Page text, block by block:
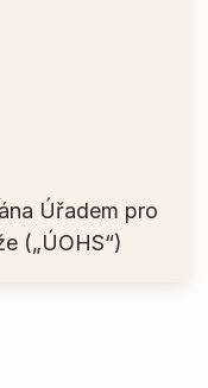
Úřadem pro
(„ÚOHS“)